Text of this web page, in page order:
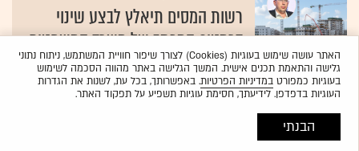
רשות המסים תיאלץ לבצע שינוי
דרמטי? המכתב של משרד המשפטים
{19}אריק מירובסקיהאתר עושה שימוש בעוגיות (Cookies) לצורך שיפור חוויית המשתמש, ניתוח נתוני
גלישה והתאמת תכנים אישית. המשך הגלישה באתר מהווה הסכמה לשימוש
בעוגיות כמפורטבמדיניות הפרטיות. באפשרותך, בכל עת, לשנות את הגדרות
העוגיות בדפדפן. לידיעתך, חסימת עוגיות תשפיע על תפקוד האתר.
הבנתי